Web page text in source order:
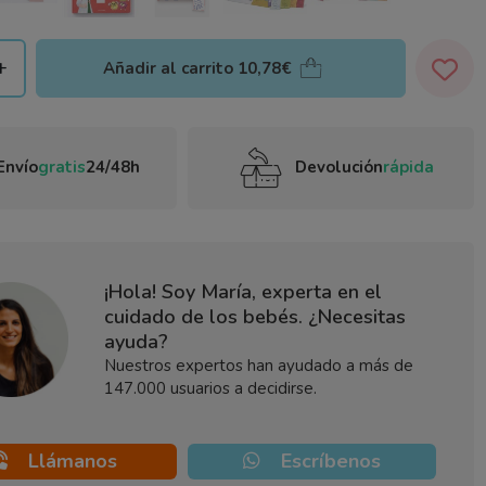
Añadir al carrito 10,78€
gratis24/48h Devoluciónrápida
¡Hola! Soy María, experta en el
cuidado de los bebés. ¿Necesitas
ayuda?
Nuestros expertos han ayudado a más de
147.000 usuarios a decidirse.
Llámanos Escríbenos